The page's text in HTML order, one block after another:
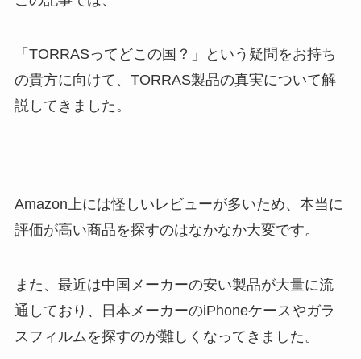
「TORRASってどこの国？」という疑問をお持ち
の貴方に向けて、TORRAS製品の真実について解
説してきました。
Amazon上には怪しいレビューが多いため、本当に
評価が高い商品を探すのはなかなか大変です。
また、最近は中国メーカーの安い製品が大量に流
通しており、日本メーカーのiPhoneケースやガラ
スフィルムを探すのが難しくなってきました。